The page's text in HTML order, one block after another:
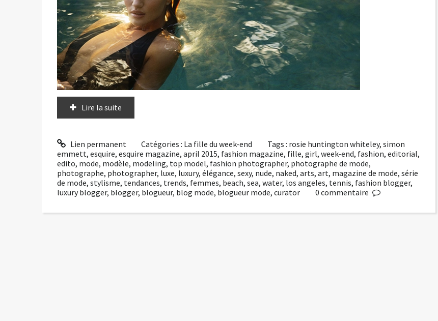
Lire la suite
Lien permanent Catégories : La fille du week-end Tags : rosie huntington whiteley,simon
emmett, esquire, esquire magazine, april 2015, fashion magazine, fille, girl, week-end, fashion, editorial,
edito, mode, modèle, modeling, top model, fashion photographer, photographe de mode,
photographe, photographer, luxe, luxury, élégance, sexy, nude, naked, arts, art, magazine de mode, série
de mode, stylisme, tendances, trends, femmes, beach, sea, water, los angeles, tennis, fashion blogger,
luxury blogger, blogger, blogueur, blog mode, blogueur mode, curator 0 commentaire